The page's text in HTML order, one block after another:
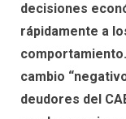
decisiones
rápidamente a
cambio
deudores del